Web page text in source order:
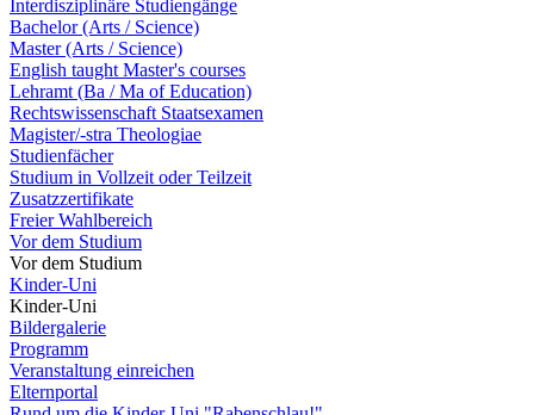
Interdisziplinäre Studiengänge
Bachelor (Arts / Science)
Master (Arts / Science)
English taught Master's courses
Lehramt (Ba / Ma of Education)
Rechtswissenschaft Staatsexamen
Magister/-stra Theologiae
Studienfächer
Studium in Vollzeit oder Teilzeit
Zusatzzertifikate
Freier Wahlbereich
Vor dem Studium
Vor dem Studium
Kinder-Uni
Kinder-Uni
Bildergalerie
Programm
Veranstaltung einreichen
Elternportal